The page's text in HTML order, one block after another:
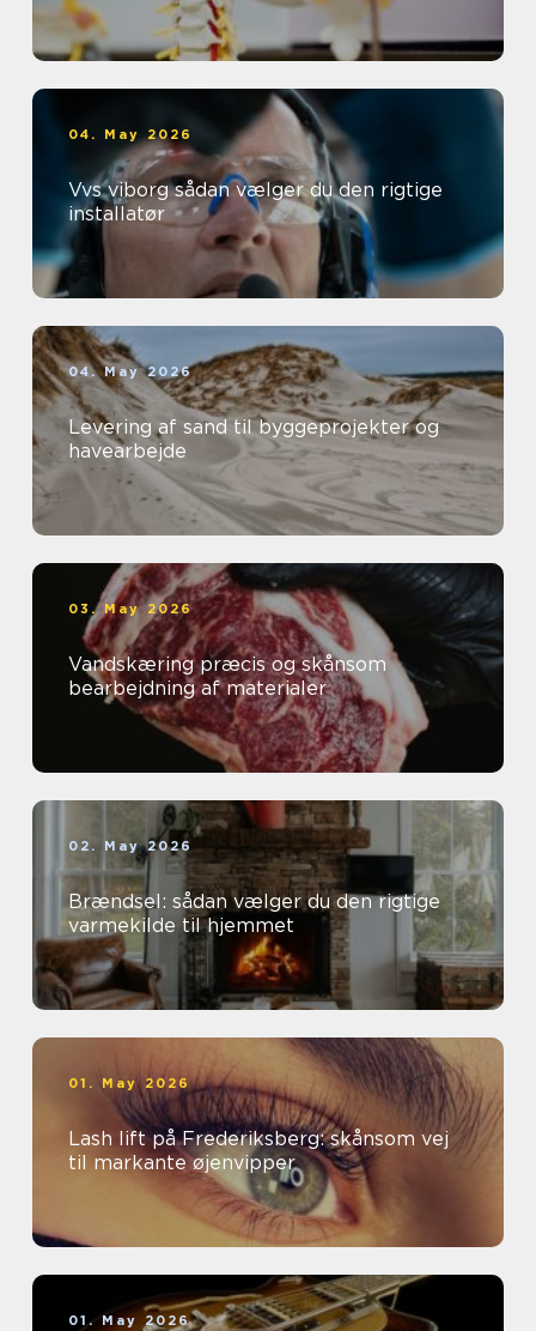
04. May 2026
Vvs viborg sådan vælger du den rigtige
installatør
04. May 2026
Levering af sand til byggeprojekter og
havearbejde
03. May 2026
Vandskæring præcis og skånsom
bearbejdning af materialer
02. May 2026
Brændsel: sådan vælger du den rigtige
varmekilde til hjemmet
01. May 2026
Lash lift på Frederiksberg: skånsom vej
til markante øjenvipper
01. May 2026